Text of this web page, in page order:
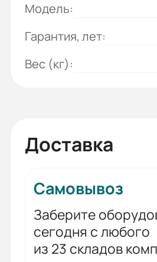
Модель:
Гарантия, лет:
Вес (кг):
Доставка
Самовывоз
Заберите
сегодня с любого
из 23 складов